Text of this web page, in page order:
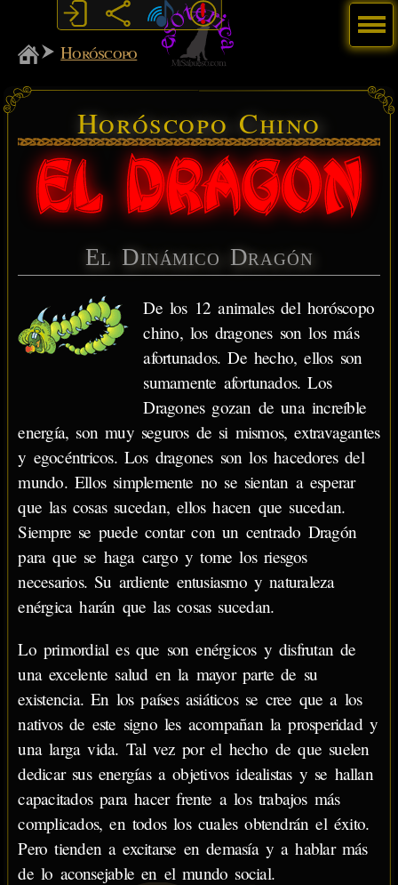
MiSabueso
Horóscopo
Horóscopo Chino
El Dinámico Dragón
De los 12 animales del horóscopo
chino, los dragones son los más
afortunados. De hecho, ellos son
sumamente afortunados. Los
Dragones gozan de una increíble
energía, son muy seguros de si mismos, extravagantes
y egocéntricos. Los dragones son los hacedores del
mundo. Ellos simplemente no se sientan a esperar
que las cosas sucedan, ellos hacen que sucedan.
Siempre se puede contar con un centrado Dragón
para que se haga cargo y tome los riesgos
necesarios. Su ardiente entusiasmo y naturaleza
enérgica harán que las cosas sucedan.
Lo primordial es que son enérgicos y disfrutan de
una excelente salud en la mayor parte de su
existencia. En los países asiáticos se cree que a los
nativos de este signo les acompañan la prosperidad y
una larga vida. Tal vez por el hecho de que suelen
dedicar sus energías a objetivos idealistas y se hallan
capacitados para hacer frente a los trabajos más
complicados, en todos los cuales obtendrán el éxito.
Pero tienden a excitarse en demasía y a hablar más
de lo aconsejable en el mundo social.
Menú